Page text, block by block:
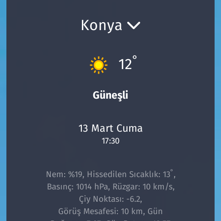
Konya
12°
Güneşli
13 Mart Cuma
17:30
Nem: %19, Hissedilen Sıcaklık: 13° ,
Basınç: 1014 hPa, Rüzgar: 10 km/s,
Çiy Noktası: -6.2,
Görüş Mesafesi: 10 km, Gün
Şarköy